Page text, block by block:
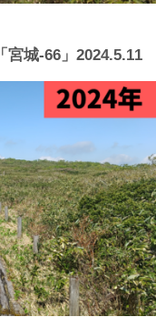
宮城-66」2024.5.11